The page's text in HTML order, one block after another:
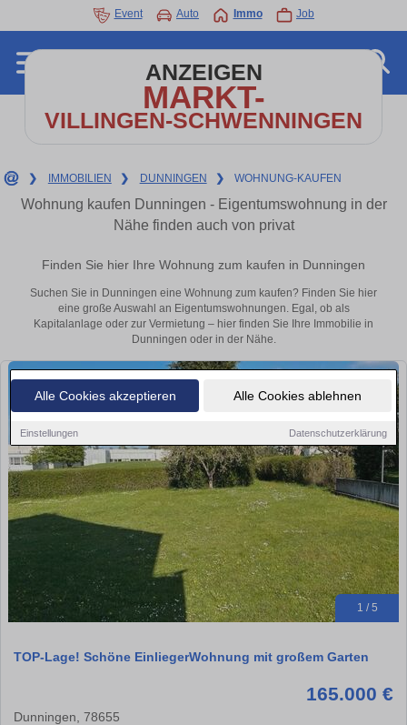
Alle Cookies akzeptieren Alle Cookies ablehnen
Einstellungen Datenschutzerklärung
Event Auto Immo Job
ANZEIGEN
MARKT-
VILLINGEN-SCHWENNINGEN
❯ IMMOBILIEN ❯ DUNNINGEN ❯ WOHNUNG-KAUFEN
Wohnung kaufen Dunningen - Eigentumswohnung in der
Nähe finden auch von privat
Finden Sie hier Ihre Wohnung zum kaufen in Dunningen
Suchen Sie in Dunningen eine Wohnung zum kaufen? Finden Sie hier
eine große Auswahl an Eigentumswohnungen. Egal, ob als
Kapitalanlage oder zur Vermietung – hier finden Sie Ihre Immobilie in
Dunningen oder in der Nähe.
1 / 5
TOP-Lage! Schöne EinliegerWohnung mit großem Garten
165.000 €
Dunningen, 78655